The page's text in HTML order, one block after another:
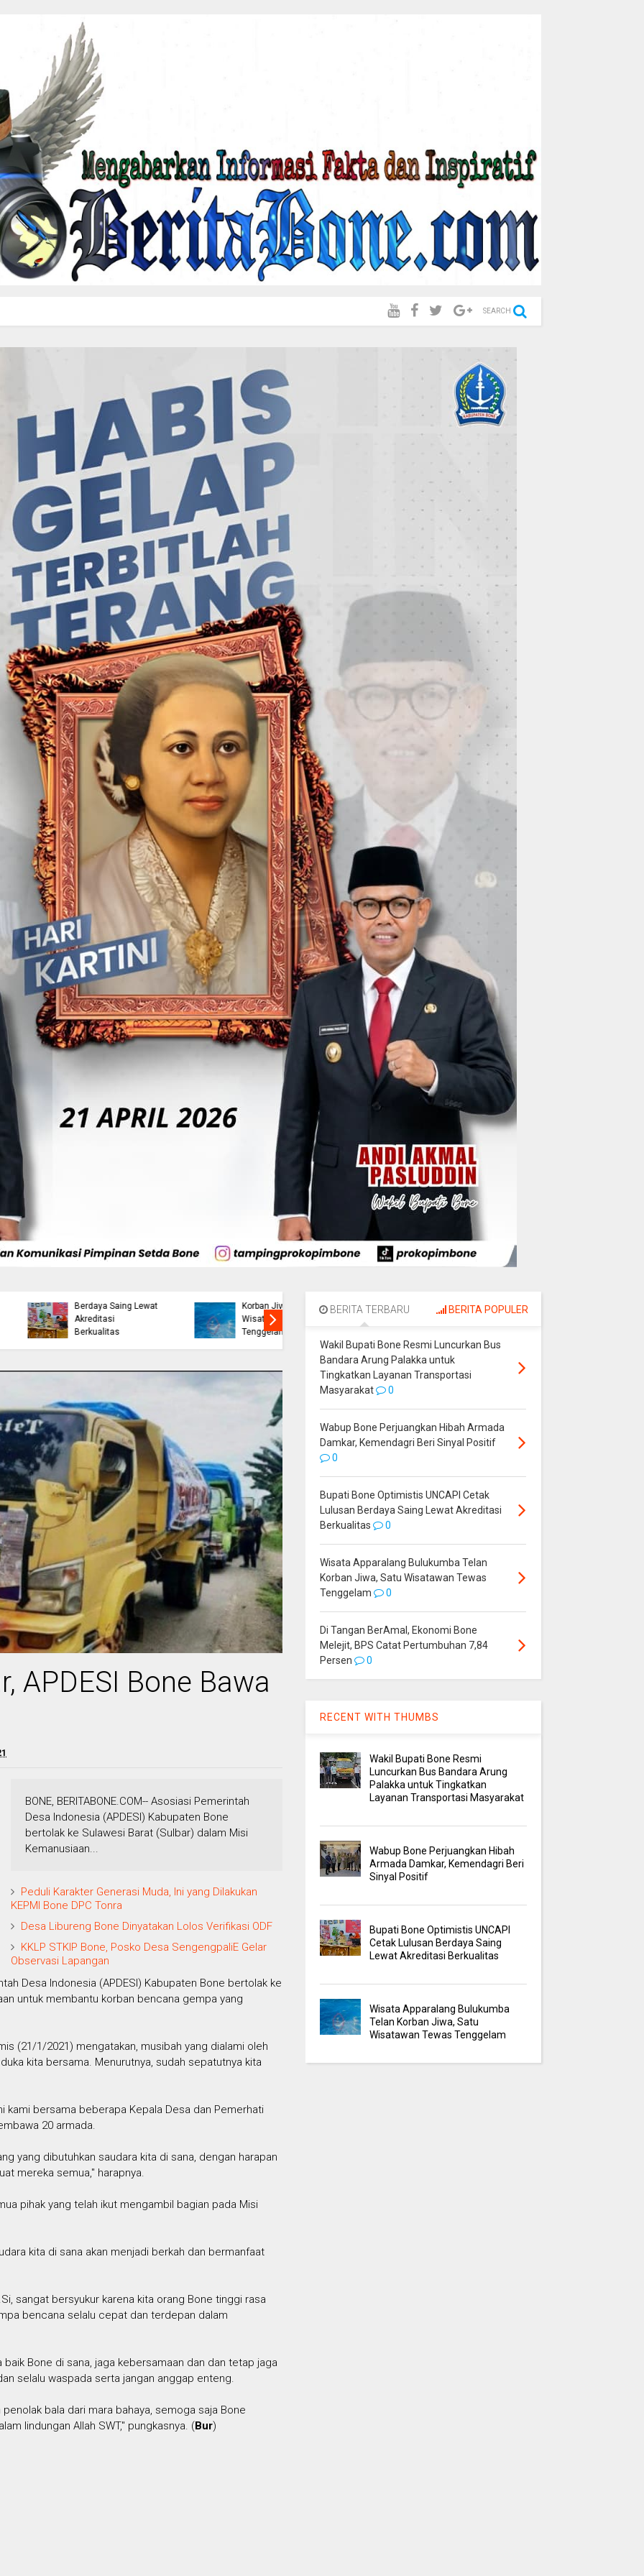
SEARCH
Melejit, BPS Catat
Pertumbuhan 7,84
Persen
Kepulangan 393
Jemaah Haji dari
Tanah Suci
Wakil Bupati Bone
Resmi Luncurkan
Tingkatkan Layanan
Armada Damkar,
APDESI Bone Bawa
BONE, BERITABONE.COM-- Asosiasi Pemerintah
Desa Indonesia (APDESI) Kabupaten Bone
bertolak ke Sulawesi Barat (Sulbar) dalam Misi
Kemanusiaan...
Peduli Karakter Generasi Muda, Ini yang Dilakukan
KEPMI Bone DPC Tonra
Desa Libureng Bone Dinyatakan Lolos Verifikasi ODF
KKLP STKIP Bone, Posko Desa SengengpaliE Gelar
Observasi Lapangan
Desa Indonesia (APDESI) Kabupaten Bone bertolak ke
untuk membantu korban bencana gempa yang
(21/1/2021) mengatakan, musibah yang dialami oleh
kita bersama. Menurutnya, sudah sepatutnya kita
kami bersama beberapa Kepala Desa dan Pemerhati
20 armada.
yang dibutuhkan saudara kita di sana, dengan harapan
mereka semua," harapnya.
pihak yang telah ikut mengambil bagian pada Misi
kita di sana akan menjadi berkah dan bermanfaat
sangat bersyukur karena kita orang Bone tinggi rasa
bencana selalu cepat dan terdepan dalam
Bone di sana, jaga kebersamaan dan dan tetap jaga
selalu waspada serta jangan anggap enteng.
bala dari mara bahaya, semoga saja Bone
lindungan Allah SWT," pungkasnya. (Bur)
BERITA TERBARU BERITA POPULER
Wakil Bupati Bone Resmi Luncurkan Bus
Bandara Arung Palakka untuk
Tingkatkan Layanan Transportasi
Masyarakat
0
Wabup Bone Perjuangkan Hibah Armada
Damkar, Kemendagri Beri Sinyal Positif
0
Bupati Bone Optimistis UNCAPI Cetak
Lulusan Berdaya Saing Lewat Akreditasi
Berkualitas
0
Wisata Apparalang Bulukumba Telan
Korban Jiwa, Satu Wisatawan Tewas
Tenggelam
0
Di Tangan BerAmal, Ekonomi Bone
Melejit, BPS Catat Pertumbuhan 7,84
Persen
0
RECENT WITH THUMBS
Wakil Bupati Bone Resmi
Luncurkan Bus Bandara Arung
Palakka untuk Tingkatkan
Layanan Transportasi Masyarakat
Wabup Bone Perjuangkan Hibah
Armada Damkar, Kemendagri Beri
Sinyal Positif
Bupati Bone Optimistis UNCAPI
Cetak Lulusan Berdaya Saing
Lewat Akreditasi Berkualitas
Wisata Apparalang Bulukumba
Telan Korban Jiwa, Satu
Wisatawan Tewas Tenggelam